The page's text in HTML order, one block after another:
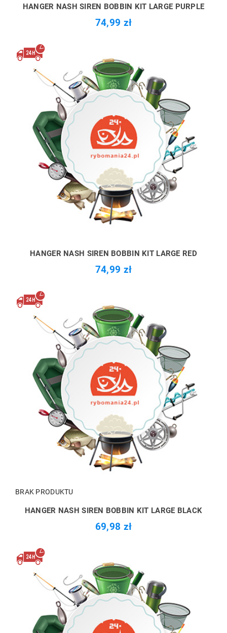
HANGER NASH SIREN BOBBIN KIT LARGE PURPLE
74,99 zł
HANGER NASH SIREN BOBBIN KIT LARGE RED
74,99 zł
BRAK PRODUKTU
HANGER NASH SIREN BOBBIN KIT LARGE BLACK
69,98 zł